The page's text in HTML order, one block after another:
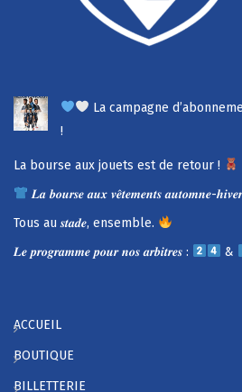
La campagne
!
La bourse aux jouets est de retour !
𝑳𝒂 𝒃𝒐𝒖𝒓𝒔𝒆 𝒂𝒖𝒙 𝒗𝒆̂𝒕𝒆𝒎𝒆𝒏𝒕𝒔 𝒂𝒖𝒕𝒐𝒎𝒏𝒆-𝒉𝒊𝒗𝒆𝒓
Tous au 𝒔𝒕𝒂𝒅𝒆, ensemble.
𝑳𝒆 𝒑𝒓𝒐𝒈𝒓𝒂𝒎𝒎𝒆 𝒑𝒐𝒖𝒓 𝒏𝒐𝒔 𝒂𝒓𝒃𝒊𝒕𝒓𝒆𝒔 :
&
ACCUEIL
BOUTIQUE
BILLETTERIE